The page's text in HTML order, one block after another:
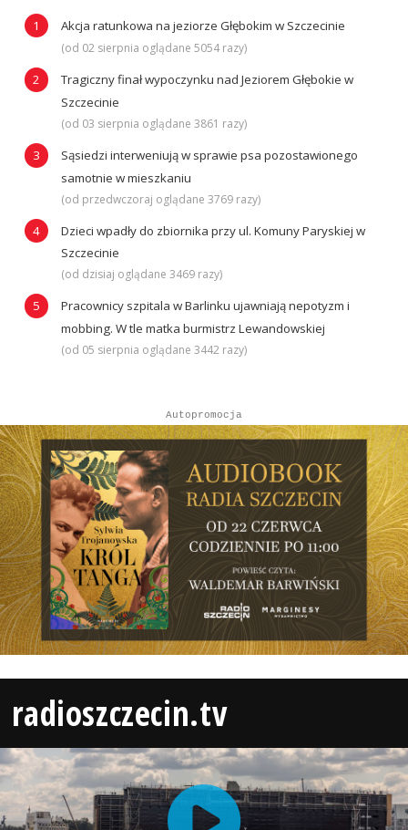
Akcja ratunkowa na jeziorze Głębokim w Szczecinie
(od 02 sierpnia oglądane 5054 razy)
Tragiczny finał wypoczynku nad Jeziorem Głębokie w
Szczecinie
(od 03 sierpnia oglądane 3861 razy)
Sąsiedzi interweniują w sprawie psa pozostawionego
samotnie w mieszkaniu
(od przedwczoraj oglądane 3769 razy)
Dzieci wpadły do zbiornika przy ul. Komuny Paryskiej w
Szczecinie
(od dzisiaj oglądane 3469 razy)
Pracownicy szpitala w Barlinku ujawniają nepotyzm i
mobbing. W tle matka burmistrz Lewandowskiej
(od 05 sierpnia oglądane 3442 razy)
Autopromocja
radioszczecin.tv